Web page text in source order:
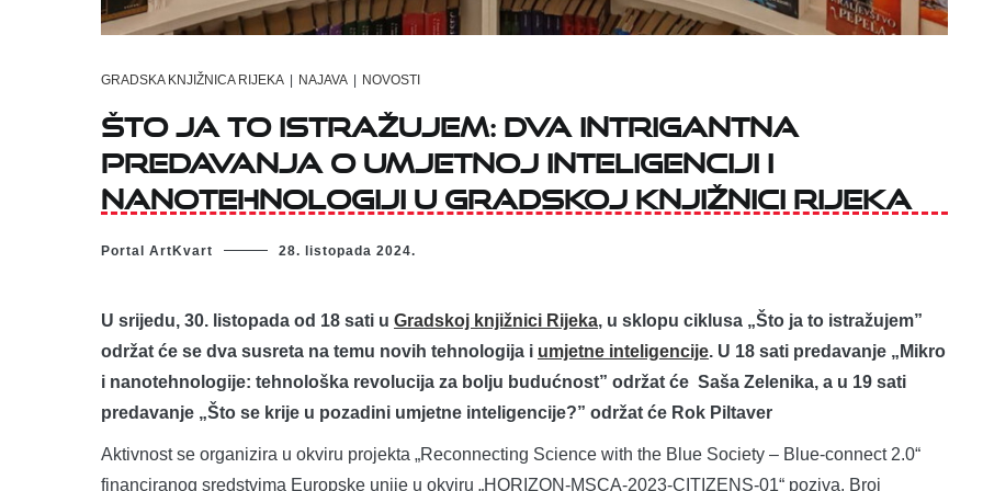
GRADSKA KNJIŽNICA RIJEKA NAJAVA NOVOSTI
Što ja to istražujem: dva intrigantna
predavanja o umjetnoj inteligenciji i
nanotehnologiji u Gradskoj knjižnici Rijeka
Portal ArtKvart 28. listopada 2024.
U srijedu, 30. listopada od 18 sati u Gradskoj knjižnici Rijeka, u sklopu ciklusa „Što ja to istražujem”
održat će se dva susreta na temu novih tehnologija i umjetne inteligencije. U 18 sati predavanje „Mikro
i nanotehnologije: tehnološka revolucija za bolju budućnost” održat će Saša Zelenika, a u 19 sati
predavanje „Što se krije u pozadini umjetne inteligencije?” održat će Rok Piltaver
Aktivnost se organizira u okviru projekta „Reconnecting Science with the Blue Society – Blue-connect 2.0“
financiranog sredstvima Europske unije u okviru „HORIZON-MSCA-2023-CITIZENS-01“ poziva. Broj